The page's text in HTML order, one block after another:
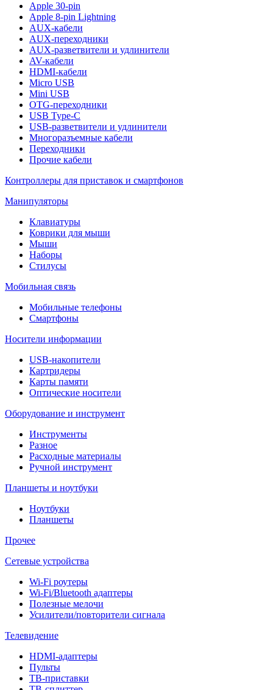
Apple 30-pin
Apple 8-pin Lightning
AUX-кабели
AUX-переходники
AUX-разветвители и удлинители
AV-кабели
HDMI-кабели
Micro USB
Mini USB
OTG-переходники
USB Type-C
USB-разветвители и удлинители
Многоразъемные кабели
Переходники
Прочие кабели
Контроллеры для приставок и смартфонов
Манипуляторы
Клавиатуры
Коврики для мыши
Мыши
Наборы
Стилусы
Мобильная связь
Мобильные телефоны
Смартфоны
Носители информации
USB-накопители
Картридеры
Карты памяти
Оптические носители
Оборудование и инструмент
Инструменты
Разное
Расходные материалы
Ручной инструмент
Планшеты и ноутбуки
Ноутбуки
Планшеты
Прочее
Сетевые устройства
Wi-Fi роутеры
Wi-Fi/Bluetooth адаптеры
Полезные мелочи
Усилители/повторители сигнала
Телевидение
HDMI-адаптеры
Пульты
ТВ-приставки